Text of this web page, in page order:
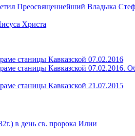
Преосвященнейший Владыка
Христа
станицы Кавказской 07.02.2016
станицы Кавказской
станицы Кавказской 21.07.2015
в день св. пророка Илии